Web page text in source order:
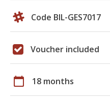
Code BIL-GES7017
Voucher included
calendar_today 18 months